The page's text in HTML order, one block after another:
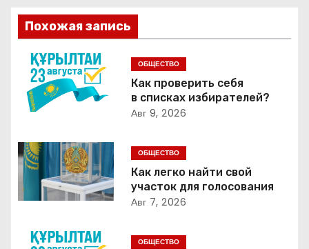
в
и
г
а
ц
и
я
п
Похожая запись
ОБЩЕСТВО
Как проверить себя
в списках избирателей?
Авг 9, 2026
ОБЩЕСТВО
Как легко найти свой
участок для голосования
Авг 7, 2026
ОБЩЕСТВО